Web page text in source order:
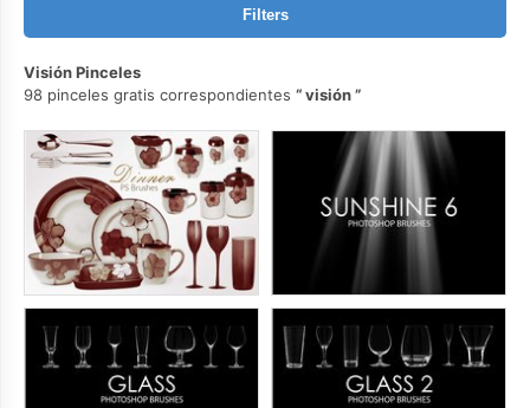
Filters
Visión Pinceles
98 pinceles gratis correspondientes
visión